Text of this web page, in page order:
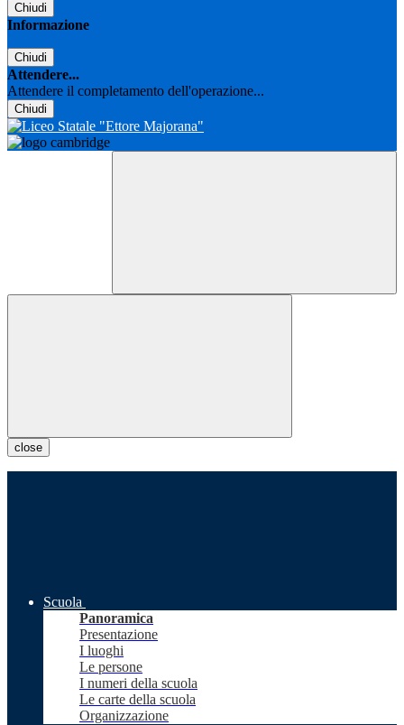
Chiudi
Informazione
Chiudi
Attendere...
Attendere il completamento dell'operazione...
Chiudi
close
Scuola
Panoramica
Presentazione
I luoghi
Le persone
I numeri della scuola
Le carte della scuola
Organizzazione